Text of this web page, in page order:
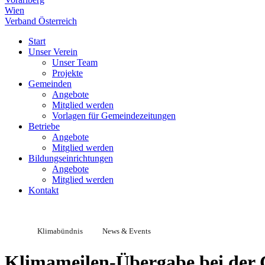
Wien
Verband Österreich
Start
Unser Verein
Unser Team
Projekte
Gemeinden
Angebote
Mitglied werden
Vorlagen für Gemeindezeitungen
Betriebe
Angebote
Mitglied werden
Bildungseinrichtungen
Angebote
Mitglied werden
Kontakt
Klimabündnis News & Events